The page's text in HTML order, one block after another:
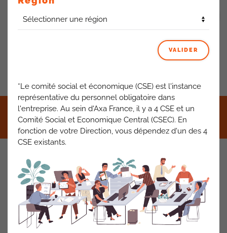
VOIR TOUT
©2021 CFDT AXA France •Mentions légales•RGPD
Contact
VALIDER
*Le comité social et économique (CSE) est l'instance
représentative du personnel obligatoire dans
l'entreprise. Au sein d'Axa France, il y a 4 CSE et un
Comité Social et Economique Central (CSEC). En
fonction de votre Direction, vous dépendez d'un des 4
CSE existants.